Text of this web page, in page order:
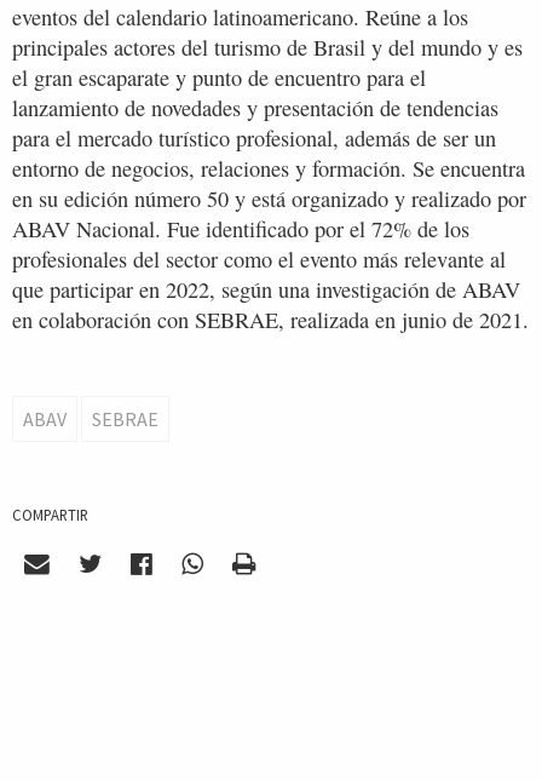
eventos del calendario latinoamericano. Reúne a los
principales actores del turismo de Brasil y del mundo y es
el gran escaparate y punto de encuentro para el
lanzamiento de novedades y presentación de tendencias
para el mercado turístico profesional, además de ser un
entorno de negocios, relaciones y formación. Se encuentra
en su edición número 50 y está organizado y realizado por
ABAV Nacional. Fue identificado por el 72% de los
profesionales del sector como el evento más relevante al
que participar en 2022, según una investigación de ABAV
en colaboración con SEBRAE, realizada en junio de 2021.
ABAV SEBRAE
COMPARTIR